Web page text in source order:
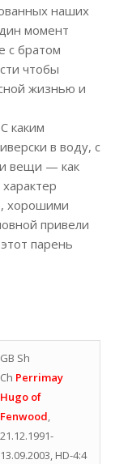
наших
момент
с братом
чтобы
жизнью и
каким
в воду, с
вещи — как
хорошими
привели
парень
GB Sh
Ch Perrimay
Hugo of
Fenwood
21.12.1991-
13.09.2003, HD-4:4